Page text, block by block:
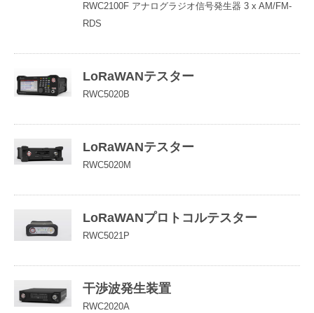
RWC2100F アナログラジオ信号発生器 3 x AM/FM-
RDS
LoRaWANテスター
RWC5020B
LoRaWANテスター
RWC5020M
LoRaWANプロトコルテスター
RWC5021P
干渉波発生装置
RWC2020A